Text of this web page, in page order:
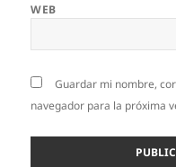
WEB
Guardar mi nombre,
navegador para la próxima